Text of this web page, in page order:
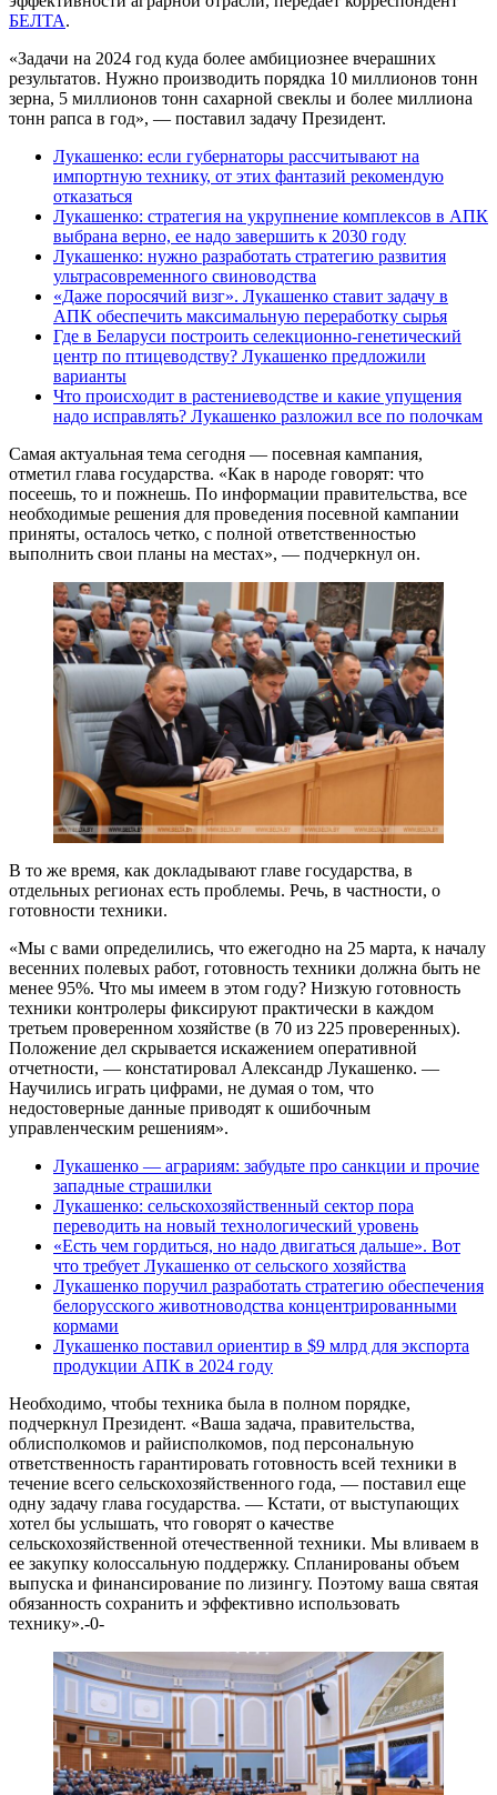
БЕЛТА.
«Задачи на 2024 год куда более амбициознее вчерашних
результатов. Нужно производить порядка 10 миллионов тонн
зерна, 5 миллионов тонн сахарной свеклы и более миллиона
тонн рапса в год», — поставил задачу Президент.
Лукашенко: если губернаторы рассчитывают на
импортную технику, от этих фантазий рекомендую
отказаться
Лукашенко: стратегия на укрупнение комплексов в АПК
выбрана верно, ее надо завершить к 2030 году
Лукашенко: нужно разработать стратегию развития
ультрасовременного свиноводства
«Даже поросячий визг». Лукашенко ставит задачу в
АПК обеспечить максимальную переработку сырья
Где в Беларуси построить селекционно-генетический
центр по птицеводству? Лукашенко предложили
варианты
Что происходит в растениеводстве и какие упущения
надо исправлять? Лукашенко разложил все по полочкам
Самая актуальная тема сегодня — посевная кампания,
отметил глава государства. «Как в народе говорят: что
посеешь, то и пожнешь. По информации правительства, все
необходимые решения для проведения посевной кампании
приняты, осталось четко, с полной ответственностью
выполнить свои планы на местах», — подчеркнул он.
В то же время, как докладывают главе государства, в
отдельных регионах есть проблемы. Речь, в частности, о
готовности техники.
«Мы с вами определились, что ежегодно на 25 марта, к началу
весенних полевых работ, готовность техники должна быть не
менее 95%. Что мы имеем в этом году? Низкую готовность
техники контролеры фиксируют практически в каждом
третьем проверенном хозяйстве (в 70 из 225 проверенных).
Положение дел скрывается искажением оперативной
отчетности, — констатировал Александр Лукашенко. —
Научились играть цифрами, не думая о том, что
недостоверные данные приводят к ошибочным
управленческим решениям».
Лукашенко — аграриям: забудьте про санкции и прочие
западные страшилки
Лукашенко: сельскохозяйственный сектор пора
переводить на новый технологический уровень
«Есть чем гордиться, но надо двигаться дальше». Вот
что требует Лукашенко от сельского хозяйства
Лукашенко поручил разработать стратегию обеспечения
белорусского животноводства концентрированными
кормами
Лукашенко поставил ориентир в $9 млрд для экспорта
продукции АПК в 2024 году
Необходимо, чтобы техника была в полном порядке,
подчеркнул Президент. «Ваша задача, правительства,
облисполкомов и райисполкомов, под персональную
ответственность гарантировать готовность всей техники в
течение всего сельскохозяйственного года, — поставил еще
одну задачу глава государства. — Кстати, от выступающих
хотел бы услышать, что говорят о качестве
сельскохозяйственной отечественной техники. Мы вливаем в
ее закупку колоссальную поддержку. Спланированы объем
выпуска и финансирование по лизингу. Поэтому ваша святая
обязанность сохранить и эффективно использовать
технику».-0-